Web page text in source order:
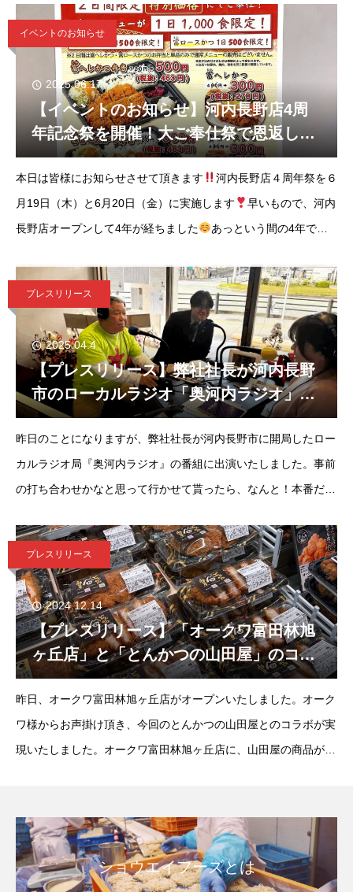
に楽しみにしてるよ
イベントのお知らせ
2025.06.17
【イベントのお知らせ】河内長野店4周
年記念祭を開催！大ご奉仕祭で恩返しさ
せていただきます。
本日は皆様にお知らせさせて頂きます
河内長野店４周年祭を６
月19日（木）と6月20日（金）に実施します
早いもので、河内
長野店オープンして4年が経ちました
あっという間の4年で、
な皆
プレスリリース
2025.04.4
【プレスリリース】弊社社長が河内長野
市のローカルラジオ「奥河内ラジオ」に
出演して来ました。
昨日のことになりますが、弊社社長が河内長野市に開局したロー
カルラジオ局『奥河内ラジオ』の番組に出演いたしました。事前
の打ち合わせかなと思って行かせて貰ったら、なんと！本番だっ
リジナルブランド「とんかつの
プレスリリース
2024.12.14
【プレスリリース】「オークワ富田林旭
ヶ丘店」と「とんかつの山田屋」のコラ
ボが実現いたしました。
昨日、オークワ富田林旭ヶ丘店がオープンいたしました。オーク
ワ様からお声掛け頂き、今回のとんかつの山田屋とのコラボが実
現いたしました。オークワ富田林旭ヶ丘店に、山田屋の商品が並
ショウエイフーズとは